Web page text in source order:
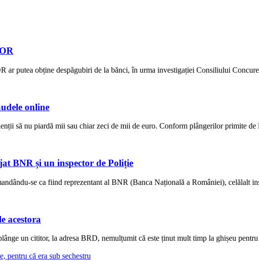
ar putea obține despăgubiri de la bănci, în urma investigației Consiliului
online
să nu piardă mii sau chiar zeci de mii de euro. Conform plângerilor primite
BNR și un inspector de Poliție
se ca fiind reprezentant al BNR (Banca Națională a României), celălalt
acestora
un cititor, la adresa BRD, nemulțumit că este ținut mult timp la ghișeu
pentru că era sub sechestru